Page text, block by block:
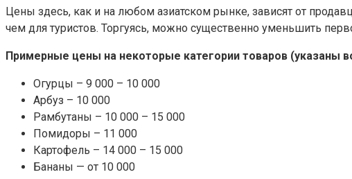
Цены здесь, как и на любом азиатском рынке, зависят от
чем для туристов. Торгуясь, можно существенно уменьшить
Примерные цены на некоторые категории товаров (указаны
Огурцы – 9 000 – 10 000
Арбуз – 10 000
Рамбутаны – 10 000 – 15 000
Помидоры – 11 000
Картофель – 14 000 – 15 000
Бананы — от 10 000